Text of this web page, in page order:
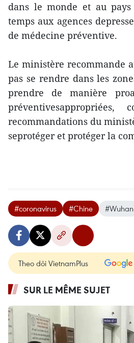
dans le monde et au
temps aux agences
de médecine préventive.
Le ministère recommande
pas se rendre dans les
prendre de manière
préventivesappropriées,
recommandations du
seprotéger et protéger la
#coronavirus #Chine #Wuhan
Theo dõi VietnamPlus
SUR LE MÊME SUJET